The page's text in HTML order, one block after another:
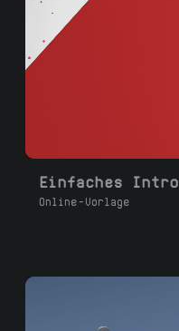
Einfaches Intro
Online-Vorlage